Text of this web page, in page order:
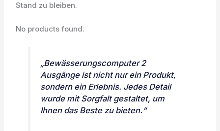
Stand zu bleiben.
No products found.
„Bewässerungscomputer 2
Ausgänge ist nicht nur ein Produkt,
sondern ein Erlebnis. Jedes Detail
wurde mit Sorgfalt gestaltet, um
Ihnen das Beste zu bieten.“